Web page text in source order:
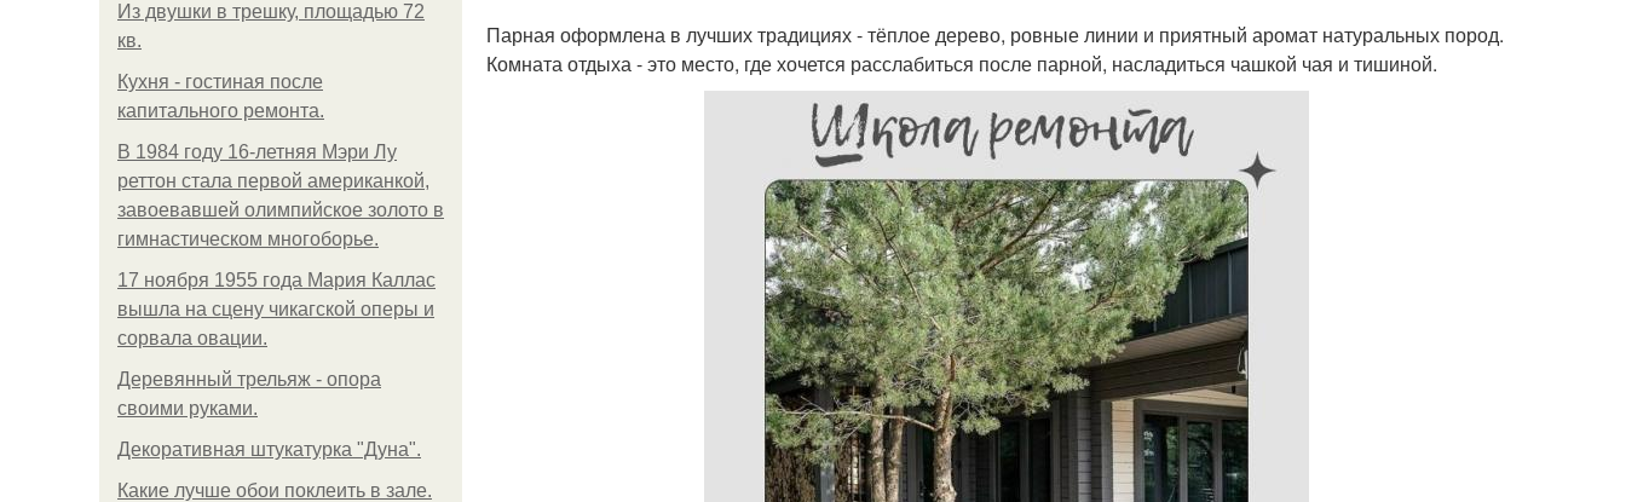
Из двушки в трешку, площадью 72
кв.
Кухня - гостиная после
капитального ремонта.
В 1984 году 16-летняя Мэри Лу
реттон стала первой американкой,
завоевавшей олимпийское золото в
гимнастическом многоборье.
17 ноября 1955 года Мария Каллас
вышла на сцену чикагской оперы и
сорвала овации.
Деревянный трельяж - опора
своими руками.
Декоративная штукатурка "Дуна".
Какие лучше обои поклеить в зале.
Парная оформлена в лучших традициях - тёплое дерево, ровные линии и приятный аромат натуральных пород.
Комната отдыха - это место, где хочется расслабиться после парной, насладиться чашкой чая и тишиной.